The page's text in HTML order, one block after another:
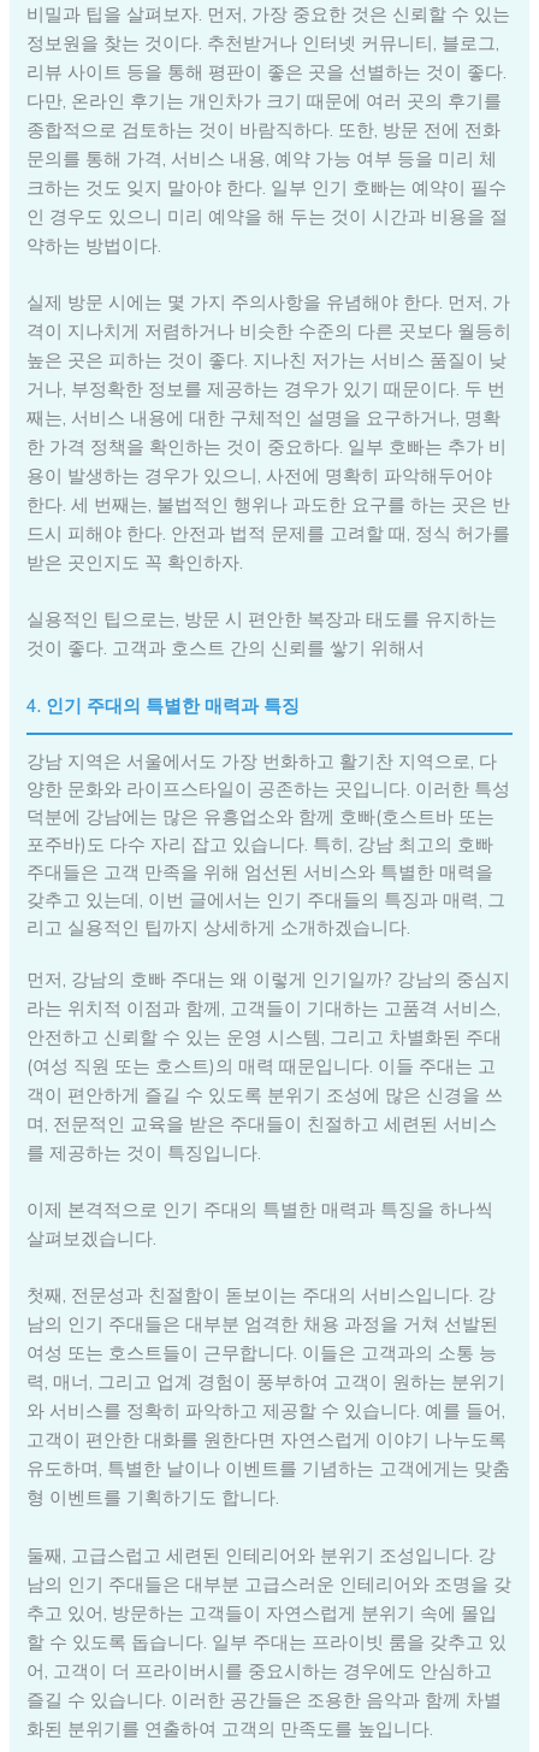
비밀과 팁을 살펴보자. 먼저, 가장 중요한 것은 신뢰할 수 있는
정보원을 찾는 것이다. 추천받거나 인터넷 커뮤니티, 블로그,
리뷰 사이트 등을 통해 평판이 좋은 곳을 선별하는 것이 좋다.
다만, 온라인 후기는 개인차가 크기 때문에 여러 곳의 후기를
종합적으로 검토하는 것이 바람직하다. 또한, 방문 전에 전화
문의를 통해 가격, 서비스 내용, 예약 가능 여부 등을 미리 체
크하는 것도 잊지 말아야 한다. 일부 인기 호빠는 예약이 필수
인 경우도 있으니 미리 예약을 해 두는 것이 시간과 비용을 절
약하는 방법이다.
실제 방문 시에는 몇 가지 주의사항을 유념해야 한다. 먼저, 가
격이 지나치게 저렴하거나 비슷한 수준의 다른 곳보다 월등히
높은 곳은 피하는 것이 좋다. 지나친 저가는 서비스 품질이 낮
거나, 부정확한 정보를 제공하는 경우가 있기 때문이다. 두 번
째는, 서비스 내용에 대한 구체적인 설명을 요구하거나, 명확
한 가격 정책을 확인하는 것이 중요하다. 일부 호빠는 추가 비
용이 발생하는 경우가 있으니, 사전에 명확히 파악해두어야
한다. 세 번째는, 불법적인 행위나 과도한 요구를 하는 곳은 반
드시 피해야 한다. 안전과 법적 문제를 고려할 때, 정식 허가를
받은 곳인지도 꼭 확인하자.
실용적인 팁으로는, 방문 시 편안한 복장과 태도를 유지하는
것이 좋다. 고객과 호스트 간의 신뢰를 쌓기 위해서
4. 인기 주대의 특별한 매력과 특징
강남 지역은 서울에서도 가장 번화하고 활기찬 지역으로, 다
양한 문화와 라이프스타일이 공존하는 곳입니다. 이러한 특성
덕분에 강남에는 많은 유흥업소와 함께 호빠(호스트바 또는
포주바)도 다수 자리 잡고 있습니다. 특히, 강남 최고의 호빠
주대들은 고객 만족을 위해 엄선된 서비스와 특별한 매력을
갖추고 있는데, 이번 글에서는 인기 주대들의 특징과 매력, 그
리고 실용적인 팁까지 상세하게 소개하겠습니다.
먼저, 강남의 호빠 주대는 왜 이렇게 인기일까? 강남의 중심지
라는 위치적 이점과 함께, 고객들이 기대하는 고품격 서비스,
안전하고 신뢰할 수 있는 운영 시스템, 그리고 차별화된 주대
(여성 직원 또는 호스트)의 매력 때문입니다. 이들 주대는 고
객이 편안하게 즐길 수 있도록 분위기 조성에 많은 신경을 쓰
며, 전문적인 교육을 받은 주대들이 친절하고 세련된 서비스
를 제공하는 것이 특징입니다.
이제 본격적으로 인기 주대의 특별한 매력과 특징을 하나씩
살펴보겠습니다.
첫째, 전문성과 친절함이 돋보이는 주대의 서비스입니다. 강
남의 인기 주대들은 대부분 엄격한 채용 과정을 거쳐 선발된
여성 또는 호스트들이 근무합니다. 이들은 고객과의 소통 능
력, 매너, 그리고 업계 경험이 풍부하여 고객이 원하는 분위기
와 서비스를 정확히 파악하고 제공할 수 있습니다. 예를 들어,
고객이 편안한 대화를 원한다면 자연스럽게 이야기 나누도록
유도하며, 특별한 날이나 이벤트를 기념하는 고객에게는 맞춤
형 이벤트를 기획하기도 합니다.
둘째, 고급스럽고 세련된 인테리어와 분위기 조성입니다. 강
남의 인기 주대들은 대부분 고급스러운 인테리어와 조명을 갖
추고 있어, 방문하는 고객들이 자연스럽게 분위기 속에 몰입
할 수 있도록 돕습니다. 일부 주대는 프라이빗 룸을 갖추고 있
어, 고객이 더 프라이버시를 중요시하는 경우에도 안심하고
즐길 수 있습니다. 이러한 공간들은 조용한 음악과 함께 차별
화된 분위기를 연출하여 고객의 만족도를 높입니다.